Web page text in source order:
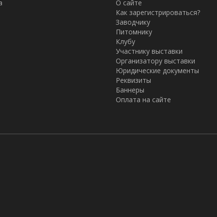
О сайте
Как зарегистрироваться?
Заводчику
Питомнику
Клубу
Участнику выставки
Организатору выставки
Юридические документы
Реквизиты
Баннеры
Оплата на сайте